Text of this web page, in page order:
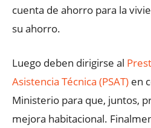
cuenta de ahorro para la
su ahorro.
Luego deben dirigirse al
Asistencia Técnica (PSAT) en
Ministerio para que, juntos,
mejora habitacional.